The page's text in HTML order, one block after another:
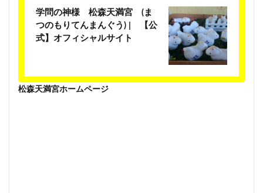
学問の神様 松森天満宮 (ま
つのもりてんまんぐう) | 【公
式】オフィシャルサイト
松森天満宮ホームページ